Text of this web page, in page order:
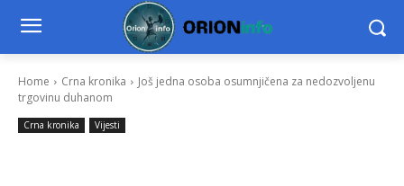
Home Crna kronika
Još jedna osoba osumnjičena za nedozvoljenu
trgovinu duhanom
Crna kronika Vijesti